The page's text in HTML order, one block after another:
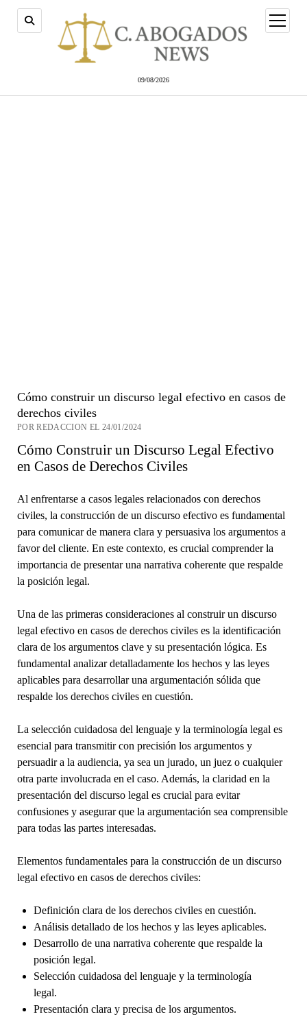
09/08/2026
abrir
menú
Cómo construir un discurso legal efectivo en casos de
derechos civiles
POR REDACCION EL 24/01/2024
Cómo Construir un Discurso Legal Efectivo
en Casos de Derechos Civiles
Al enfrentarse a casos legales relacionados con derechos
civiles, la construcción de un discurso efectivo es fundamental
para comunicar de manera clara y persuasiva los argumentos a
favor del cliente. En este contexto, es crucial comprender la
importancia de presentar una narrativa coherente que respalde
la posición legal.
Una de las primeras consideraciones al construir un discurso
legal efectivo en casos de derechos civiles es la identificación
clara de los argumentos clave y su presentación lógica. Es
fundamental analizar detalladamente los hechos y las leyes
aplicables para desarrollar una argumentación sólida que
respalde los derechos civiles en cuestión.
La selección cuidadosa del lenguaje y la terminología legal es
esencial para transmitir con precisión los argumentos y
persuadir a la audiencia, ya sea un jurado, un juez o cualquier
otra parte involucrada en el caso. Además, la claridad en la
presentación del discurso legal es crucial para evitar
confusiones y asegurar que la argumentación sea comprensible
para todas las partes interesadas.
Elementos fundamentales para la construcción de un discurso
legal efectivo en casos de derechos civiles:
Definición clara de los derechos civiles en cuestión.
Análisis detallado de los hechos y las leyes aplicables.
Desarrollo de una narrativa coherente que respalde la
posición legal.
Selección cuidadosa del lenguaje y la terminología
legal.
Presentación clara y precisa de los argumentos.